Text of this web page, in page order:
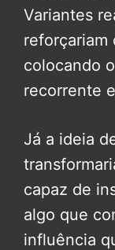
Variantes
reforçariam
colocando
recorrente
Já a ideia
capaz de
algo que
influência